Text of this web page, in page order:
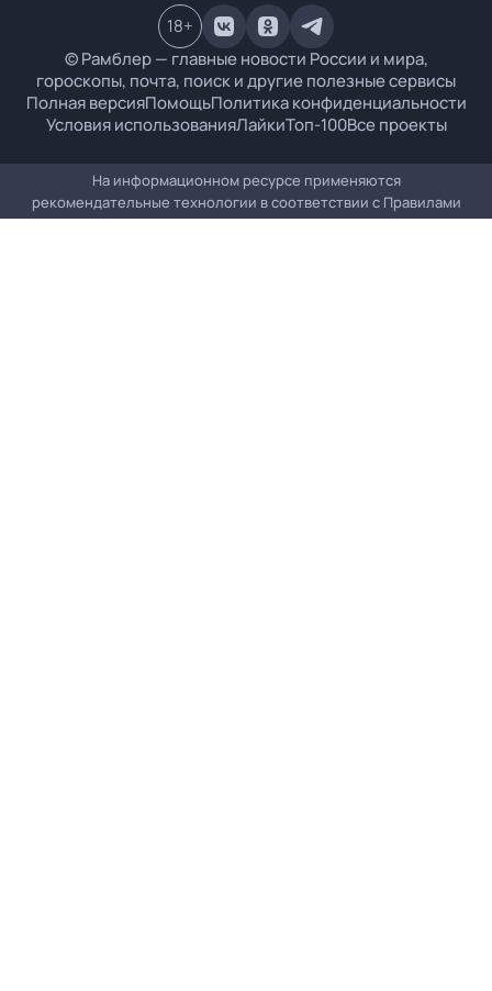
© Рамблер — главные новости России и мира,
гороскопы, почта, поиск и другие полезные сервисы
Полная версияПомощьПолитика конфиденциальности
Условия использованияЛайкиТоп-100Все проекты
18+
На информационном ресурсе применяются
рекомендательные технологии в соответствии с Правилами